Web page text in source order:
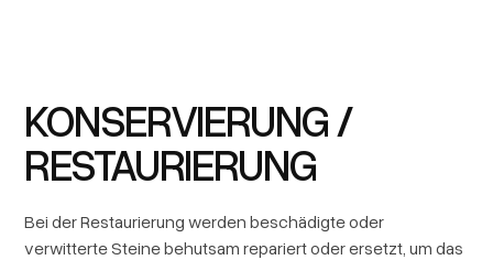
KONSERVIERUNG /
RESTAURIERUNG
Bei der Restaurierung werden beschädigte oder
verwitterte Steine behutsam repariert oder ersetzt, um das